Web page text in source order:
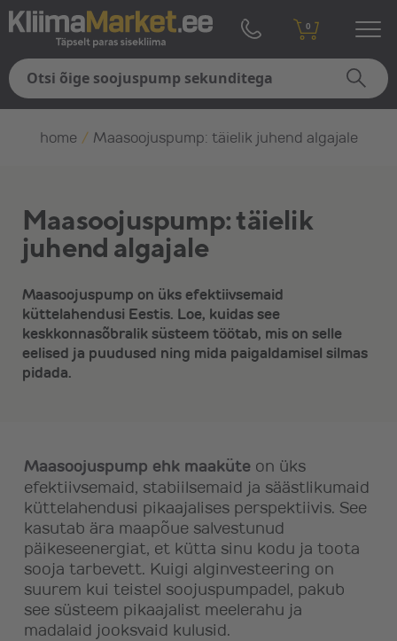
0
home / Maasoojuspump: täielik juhend algajale
Maasoojuspump: täielik
juhend algajale
Maasoojuspump on üks efektiivsemaid
küttelahendusi Eestis. Loe, kuidas see
keskkonnasõbralik süsteem töötab, mis on selle
eelised ja puudused ning mida paigaldamisel silmas
pidada.
Maasoojuspump ehk maaküte on üks
efektiivsemaid, stabiilsemaid ja säästlikumaid
küttelahendusi pikaajalises perspektiivis. See
kasutab ära maapõue salvestunud
päikeseenergiat, et kütta sinu kodu ja toota
sooja tarbevett. Kuigi alginvesteering on
suurem kui teistel soojuspumpadel, pakub
see süsteem pikaajalist meelerahu ja
madalaid jooksvaid kulusid.